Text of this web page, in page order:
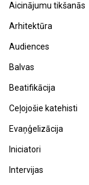
Aicinājumu tikšanās
Arhitektūra
Audiences
Balvas
Beatifikācija
Ceļojošie katehisti
Evaņģelizācija
Iniciatori
Intervijas